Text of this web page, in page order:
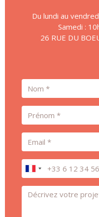
Du lundi au
Samedi :
26 RUE DU
Nom
Prénom
Email
Téléphone
Message *